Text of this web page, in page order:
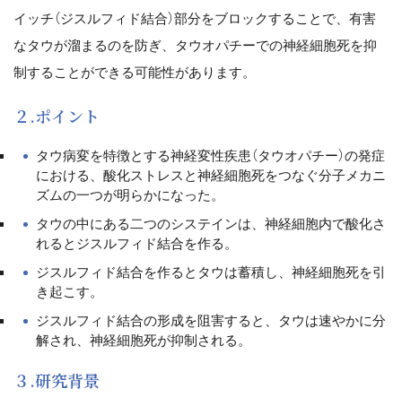
イッチ（ジスルフィド結合）部分をブロックすることで、有害
なタウが溜まるのを防ぎ、タウオパチーでの神経細胞死を抑
制することができる可能性があります。
２.ポイント
タウ病変を特徴とする神経変性疾患（タウオパチー）の発症
における、酸化ストレスと神経細胞死をつなぐ分子メカニ
ズムの一つが明らかになった。
タウの中にある二つのシステインは、神経細胞内で酸化さ
れるとジスルフィド結合を作る。
ジスルフィド結合を作るとタウは蓄積し、神経細胞死を引
き起こす。
ジスルフィド結合の形成を阻害すると、タウは速やかに分
解され、神経細胞死が抑制される。
３.研究背景